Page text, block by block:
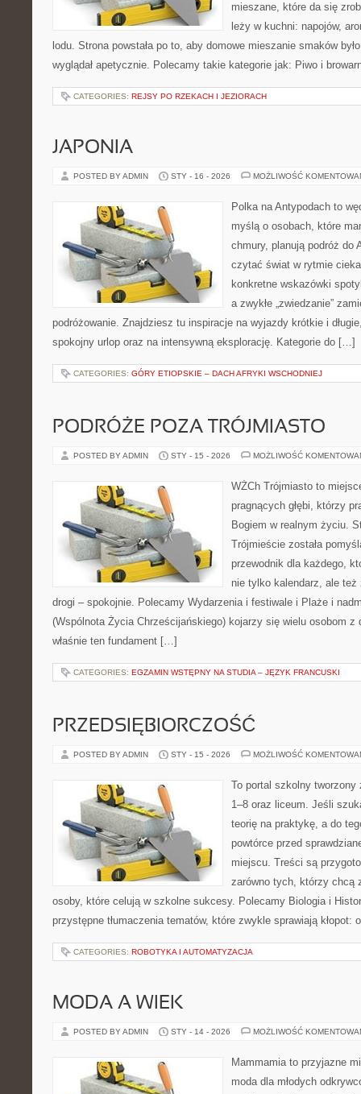
mieszane, które da się
leży w kuchni: napojów,
lodu. Strona powstała po to, aby domowe mieszanie smaków
wyglądał apetycznie. Polecamy takie kategorie jak: Piwo i
CATEGORIES: REJSY PO RZEKACH I JEZIORACH
JAPONIA
POSTED BY ADMIN STY - 16 - 2026 MOŻLIWOŚĆ
Polka na Antypodach to
myślą o osobach, które
chmury, planują podróż do
czytać świat w rytmie
konkretne wskazówki
a zwykłe „zwiedzanie”
podróżowanie. Znajdziesz tu inspiracje na wyjazdy krótkie i
spokojny urlop oraz na intensywną eksplorację. Kategorie do […]
CATEGORIES: GÓRY ETIOPSKIE – DACH AFRYKI WSCHODNIEJ
PODRÓŻE POZA TRÓJMIASTO
POSTED BY ADMIN STY - 15 - 2026 MOŻLIWOŚĆ
WŻCh Trójmiasto to
pragnących głębi, którzy
Bogiem w realnym życiu.
Trójmieście została
przewodnik dla każdego,
nie tylko kalendarz, ale też
drogi – spokojnie. Polecamy Wydarzenia i festiwale i Plaże i
(Wspólnota Życia Chrześcijańskiego) kojarzy się wielu osobom z
właśnie ten fundament […]
CATEGORIES: EGZAMIN WSTĘPNY NA STUDIA – JĘZYK FRANCUSKI
PRZEDSIĘBIORCZOŚĆ
POSTED BY ADMIN STY - 15 - 2026 MOŻLIWOŚĆ
To portal szkolny
1–8 oraz liceum. Jeśli
teorię na praktykę, a do
powtórce przed
miejscu. Treści są
zarówno tych, którzy chcą
osoby, które celują w szkolne sukcesy. Polecamy Biologia i
przystępne tłumaczenia tematów, które zwykle sprawiają
CATEGORIES: ROBOTYKA I AUTOMATYZACJA
MODA A WIEK
POSTED BY ADMIN STY - 14 - 2026 MOŻLIWOŚĆ
Mammamia to przyjazne
moda dla młodych